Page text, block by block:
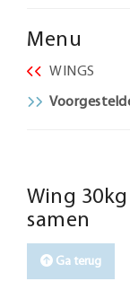
Menu
WINGS
Wing
samen
Ga terug